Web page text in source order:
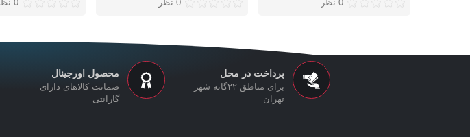
0 نظر 0 نظر 0 نظر
پرداخت در محل
برای مناطق ۲۲گانه شهر
تهران
محصول اورجینال
ضمانت کالاهای دارای
گارانتی